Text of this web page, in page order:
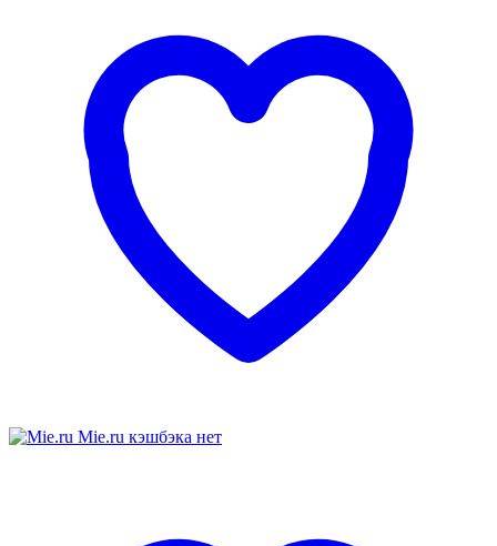
Mie.ru кэшбэка нет